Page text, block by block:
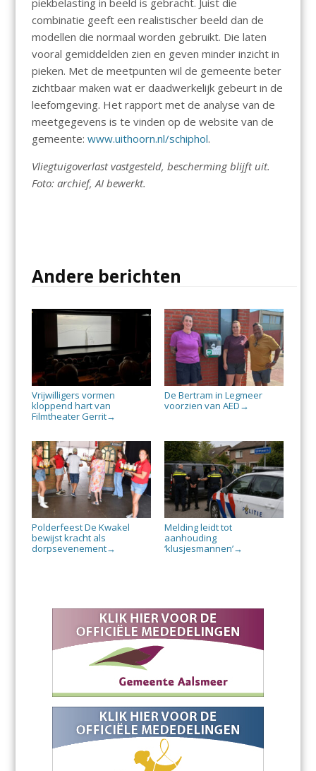
piekbelasting in beeld is gebracht. Juist die
combinatie geeft een realistischer beeld dan de
modellen die normaal worden gebruikt. Die laten
vooral gemiddelden zien en geven minder inzicht in
pieken. Met de meetpunten wil de gemeente beter
zichtbaar maken wat er daadwerkelijk gebeurt in de
leefomgeving. Het rapport met de analyse van de
meetgegevens is te vinden op de website van de
gemeente: www.uithoorn.nl/schiphol.
Vliegtuigoverlast vastgesteld, bescherming blijft uit.
Foto: archief, AI bewerkt.
Andere berichten
Vrijwilligers vormen
kloppend hart van
Filmtheater Gerrit→
De Bertram in Legmeer
voorzien van AED →
Polderfeest De Kwakel
bewijst kracht als
dorpsevenement→
Melding leidt tot
aanhouding
‘klusjesmannen’→